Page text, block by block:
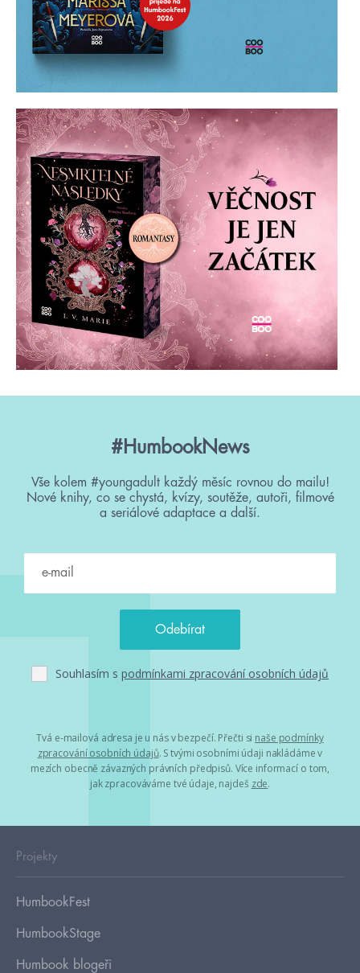
#HumbookNews
Vše kolem #youngadult každý měsíc rovnou do mailu!
Nové knihy, co se chystá, kvízy, soutěže, autoři, filmové
a seriálové adaptace a další.
Souhlasím s podmínkami zpracování osobních údajů
Tvá e-mailová adresa je u nás v bezpečí. Přečti si naše podmínky
zpracování osobních údajů. S tvými osobními údaji nakládáme v
mezích obecně závazných právních předpisů. Více informací o tom,
jak zpracováváme tvé údaje, najdeš zde.
Projekty
HumbookFest
HumbookStage
Humbook blogeři